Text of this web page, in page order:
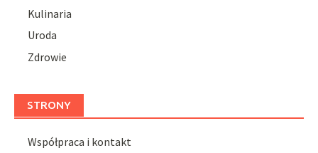
Kulinaria
Uroda
Zdrowie
STRONY
Współpraca i kontakt